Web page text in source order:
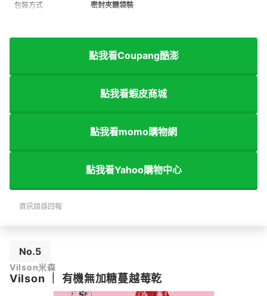
包裝方式 密封夾鏈袋裝
點我看Coupang酷澎
點我看蝦皮商城
點我看momo購物網
點我看Yahoo購物中心
資訊錯誤回報
No.5
Vilson米森
Vilson 有機無加糖蔓越莓乾